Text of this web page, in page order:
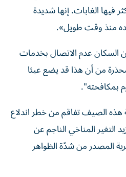
فيها الغابات. إنها شديدة
منذ وقت طويل».
السكان عدم الاتصال بخدمات
من أن هذا قد يضع عبئا
بمكافحته".
هذه الصيف تفاقم من خطر اندلاع
التغير المناخي الناجم عن
المصدر من شدّة الظواهر